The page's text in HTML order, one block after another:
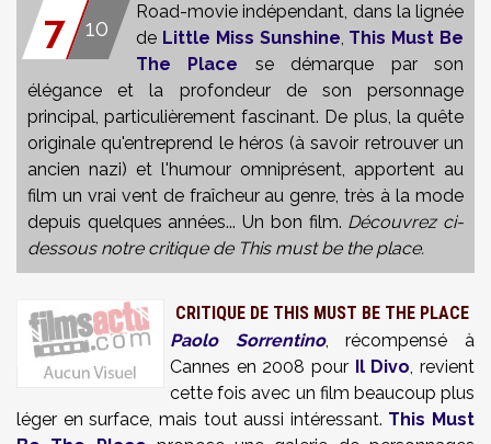
7 10
Road-movie indépendant, dans la lignée
de Little Miss Sunshine, This Must Be
The Place se démarque par son
élégance et la profondeur de son personnage
principal, particulièrement fascinant. De plus, la quête
originale qu'entreprend le héros (à savoir retrouver un
ancien nazi) et l'humour omniprésent, apportent au
film un vrai vent de fraîcheur au genre, très à la mode
depuis quelques années... Un bon film. Découvrez ci-
dessous notre critique de This must be the place.
CRITIQUE DE THIS MUST BE THE PLACE
Paolo Sorrentino, récompensé à
Cannes en 2008 pour Il Divo, revient
cette fois avec un film beaucoup plus
léger en surface, mais tout aussi intéressant. This Must